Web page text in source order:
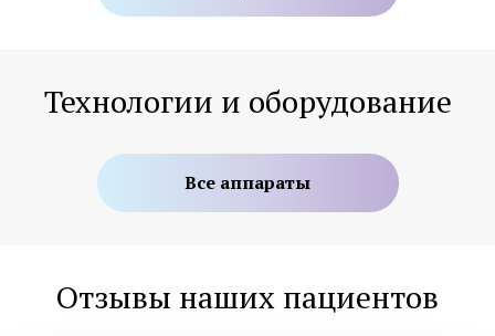
Технологии и оборудование
Все аппараты
Отзывы наших пациентов